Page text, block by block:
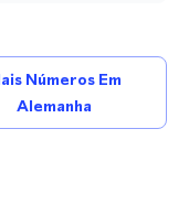
Números Em
Alemanha